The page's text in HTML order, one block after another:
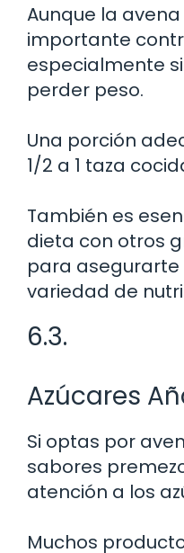
Aunque la
importante
especialmente
perder peso.
Una porción
1/2 a 1 taza
También es
dieta con otros
para
variedad de
6.3.
Azúcares
Si optas por
sabores
atención a los
Muchos